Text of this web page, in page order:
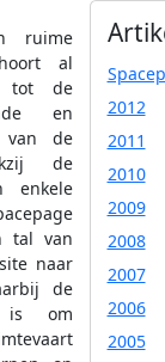
2012
2011
2010
2009
2008
2007
2006
2005
ruime
al
tot de
en
van de
de
enkele
tal van
naar
de
is om